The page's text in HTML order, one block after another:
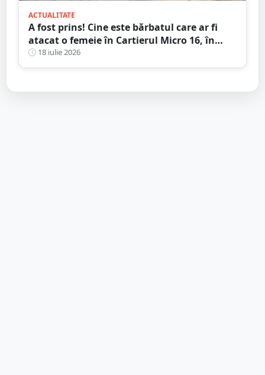
ACTUALITATE
A fost prins! Cine este bărbatul care ar fi
atacat o femeie în Cartierul Micro 16, în
plină zi, pe stradă
18 iulie 2026